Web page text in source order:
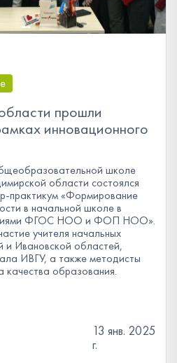
прошли
инновационного
школе
области состоялся
практикум «Формирование
в начальной школе в
ФГОС НОО и ФОП НОО».
учителя начальных
и Ивановской областей,
ИВГУ, а также методисты
качества образования.
13 янв. 2025
г.